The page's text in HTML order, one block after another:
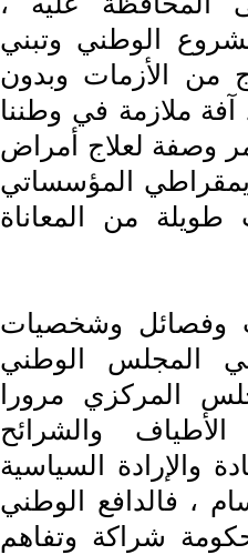
الوطني وتبني
من الأزمات وبدون
آفة ملازمة في وطننا
وصفة لعلاج أمراض
المؤسساتي
طويلة من المعاناة
وفصائل وشخصيات
المجلس الوطني
المركزي مرورا
والشرائح
والإرادة السياسية
، فالدافع الوطني
شراكة وتفاهم